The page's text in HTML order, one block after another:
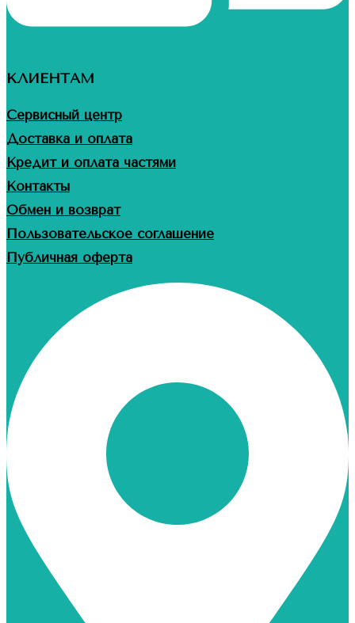
КЛИЕНТАМ
Сервисный центр
Доставка и оплата
Кредит и оплата частями
Контакты
Обмен и возврат
Пользовательское соглашение
Публичная оферта